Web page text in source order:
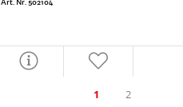
Art. Nr. 502104